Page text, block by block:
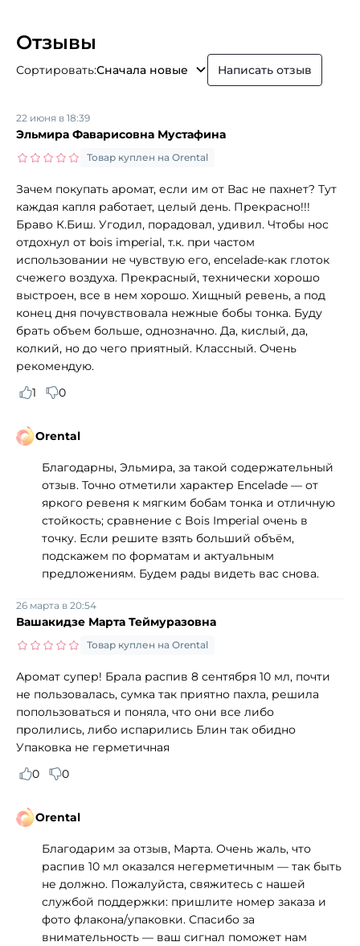
Отзывы
Сортировать:Сначала новые Написать отзыв
Эльмира Фаварисовна Мустафина
22 июня в 18:39
Товар куплен на Orental
Зачем покупать аромат, если им от Вас не пахнет? Тут
каждая капля работает, целый день. Прекрасно!!!
Браво К.Биш. Угодил, порадовал, удивил. Чтобы нос
отдохнул от bois imperial, т.к. при частом
использовании не чувствую его, encelade-как глоток
счежего воздуха. Прекрасный, технически хорошо
выстроен, все в нем хорошо. Хищный ревень, а под
конец дня почувствовала нежные бобы тонка. Буду
брать объем больше, однозначно. Да, кислый, да,
колкий, но до чего приятный. Классный. Очень
рекомендую.
1
0
Orental
Благодарны, Эльмира, за такой содержательный
отзыв. Точно отметили характер Encelade — от
яркого ревеня к мягким бобам тонка и отличную
стойкость; сравнение с Bois Imperial очень в
точку. Если решите взять больший объём,
подскажем по форматам и актуальным
предложениям. Будем рады видеть вас снова.
Вашакидзе Марта Теймуразовна
26 марта в 20:54
Товар куплен на Orental
Аромат супер! Брала распив 8 сентября 10 мл, почти
не пользовалась, сумка так приятно пахла, решила
попользоваться и поняла, что они все либо
пролились, либо испарились Блин так обидно
Упаковка не герметичная
0
0
Orental
Благодарим за отзыв, Марта. Очень жаль, что
распив 10 мл оказался негерметичным — так быть
не должно. Пожалуйста, свяжитесь с нашей
службой поддержки: пришлите номер заказа и
фото флакона/упаковки. Спасибо за
внимательность — ваш сигнал поможет нам